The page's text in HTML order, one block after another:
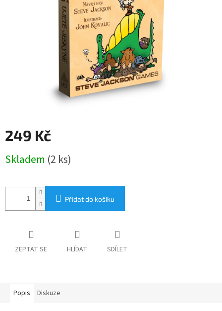
249 Kč
cena:
Skladem (2 ks)
Přidat do košíku
ZEPTAT SE HLÍDAT SDÍLET
Popis Diskuze